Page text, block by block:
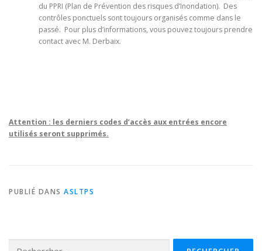
du PPRI (Plan de Prévention des risques d’Inondation). Des
contrôles ponctuels sont toujours organisés comme dans le
passé. Pour plus d’informations, vous pouvez toujours prendre
contact avec M. Derbaix.
Attention : les derniers codes d’accès aux entrées encore
utilisés seront supprimés.
PUBLIÉ DANS ASLTPS